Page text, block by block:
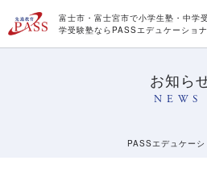
富士市・富士宮市で小学生塾・中学
学受験塾ならPASSエデュケーショ
お知ら
NEWS
PASSエデュケーシ